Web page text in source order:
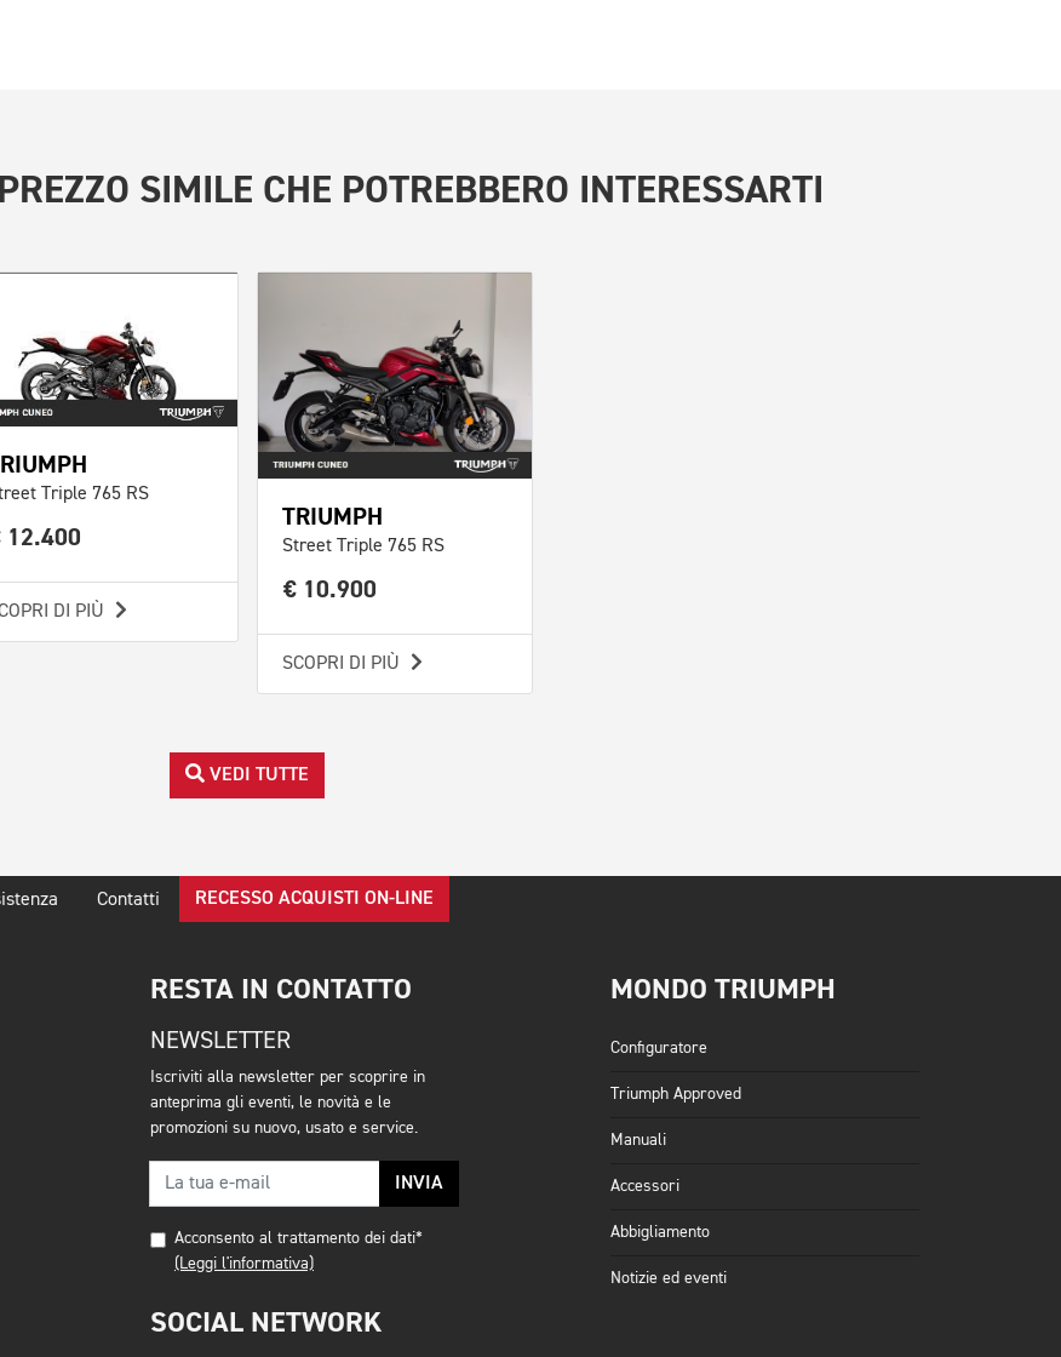
SIMILE CHE POTREBBERO INTERESSARTI
Triple 765 RS
12.400
DI PIÙ
TRIUMPH
Street Triple 765 RS
€ 10.900
SCOPRI DI PIÙ
VEDI TUTTE
Contatti RECESSO ACQUISTI ON-LINE
RESTA IN CONTATTO
NEWSLETTER
Iscriviti alla newsletter per scoprire in
anteprima gli eventi, le novità e le
promozioni su nuovo, usato e service.
INVIA
Acconsento al trattamento dei dati*
(Leggi l'informativa)
SOCIAL NETWORK
MONDO TRIUMPH
Configuratore
Triumph Approved
Manuali
Accessori
Abbigliamento
Notizie ed eventi